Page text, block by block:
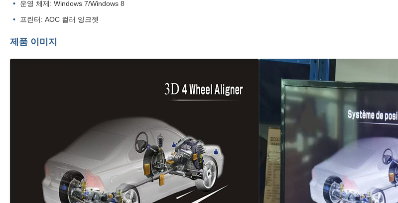
운영 체제: Windows 7/Windows 8
프린터: AOC 컬러 잉크젯
제품 이미지